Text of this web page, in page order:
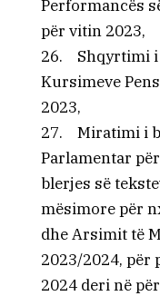
Performancës
për vitin 2023,
26. Shqyrtimi i
Kursimeve
2023,
27. Miratimi i
Parlamentar
blerjes së
mësimore për
dhe Arsimit të
2023/2024,
2024 deri në